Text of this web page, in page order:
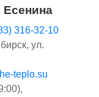
Есенина
316-32-10
ул.
teplo.su